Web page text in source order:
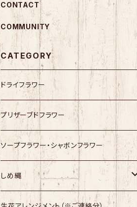
CONTACT
COMMUNITY
CATEGORY
ドライフラワー
プリザーブドフラワー
ソープフラワー・シャボンフラワー
しめ縄
幸せますしめ縄